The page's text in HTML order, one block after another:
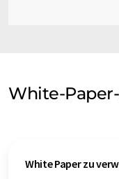
White-
White Paper zu